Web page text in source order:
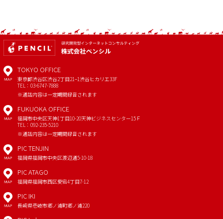
MAP
TOKYO OFFICE
東京都渋谷区渋谷2丁目21−1渋谷ヒカリエ33F
TEL：03-6747-7888
※通話内容は一定期間録音されます
MAP
FUKUOKA OFFICE
福岡市中央区天神1丁目10-20天神ビジネスセンター15Ｆ
TEL：092-235-5210
※通話内容は一定期間録音されます
MAP
PIC TENJIN
福岡県福岡市中央区渡辺通5-10-18
MAP
PIC ATAGO
福岡県福岡市西区愛宕4丁目7-12
MAP
PIC IKI
長崎県壱岐市郷ノ浦町郷ノ浦220